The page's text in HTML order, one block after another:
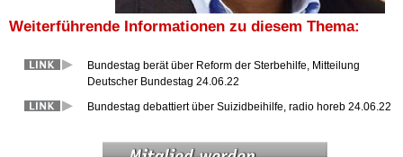
Weiterführende Informationen zu diesem Thema:
Bundestag berät über Reform der Sterbehilfe, Mitteilung
Deutscher Bundestag 24.06.22
Bundestag debattiert über Suizidbeihilfe, radio horeb 24.06.22